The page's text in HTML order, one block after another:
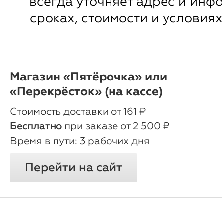
сроках, стоимости и
Магазин «Пятёрочка» или
«Перекрёсток» (на кассе)
oт 161 ₽
Бесплатно при заказе от 2 500 ₽
3 рабочих дня
Перейти на сайт